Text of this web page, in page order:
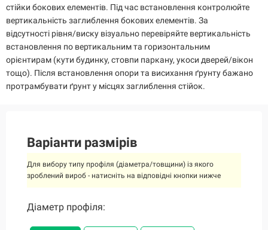
стійки бокових елементів. Під час встановлення контролюйте
вертикальність заглиблення бокових елементів. За
відсутності рівня/виску візуально перевіряйте вертикальність
встановлення по вертикальним та горизонтальним
орієнтирам (кути будинку, стовпи паркану, укоси дверей/вікон
тощо). Після встановлення опори та висихання ґрунту бажано
протрамбувати ґрунт у місцях заглиблення стійок.
Варіанти размірів
Для вибору типу профіля (діаметра/товщини) із якого
зроблений вироб - натисніть на відповідні кнопки нижче
Діаметр профіля:
Діаметр профіля:
Діаметр профіля:
Діаметр профіля:
Діаметр профіля:
Діаметр профіля:
Діаметр профіля: